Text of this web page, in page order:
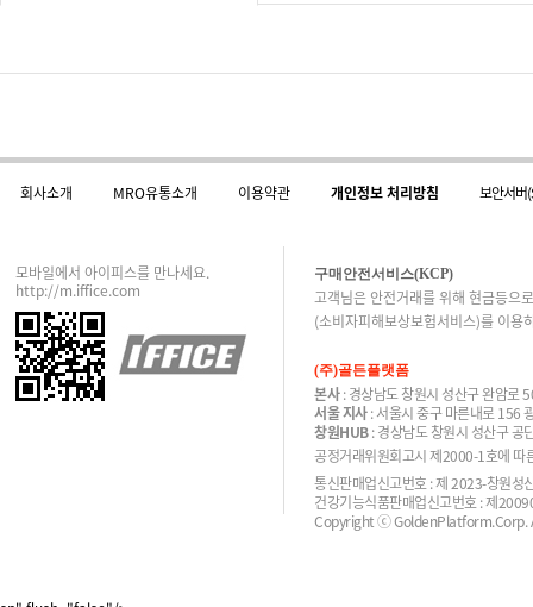
회사소개 MRO유통소개 이용약관 개인정보 처리방침 보안서버
모바일에서 아이피스를 만나세요.
http://m.iffice.com
구매안전서비스(KCP)
고객님은 안전거래를 위해 현금등으
(소비자피해보상보험서비스)를 이용
(주)골든플랫폼
본사: 경상남도 창원시 성산구 완암로
서울 지사: 서울시 중구 마른내로 156
창원HUB: 경상남도 창원시 성산구 공
공정거래위원회고시 제2000-1호에
통신판매업신고번호 : 제 2023-창원
건강기능식품판매업신고번호 : 제
Copyright ⓒ GoldenPlatform.Corp.